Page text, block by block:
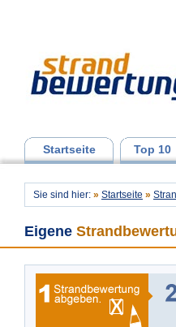
Startseite Top 10
Sie sind hier: » Startseite »
Eigene